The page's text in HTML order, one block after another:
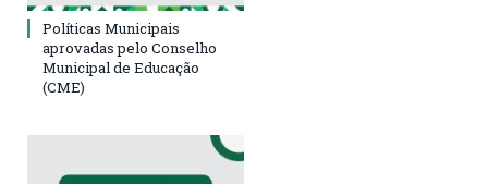
Políticas Municipais
aprovadas pelo Conselho
Municipal de Educação
(CME)